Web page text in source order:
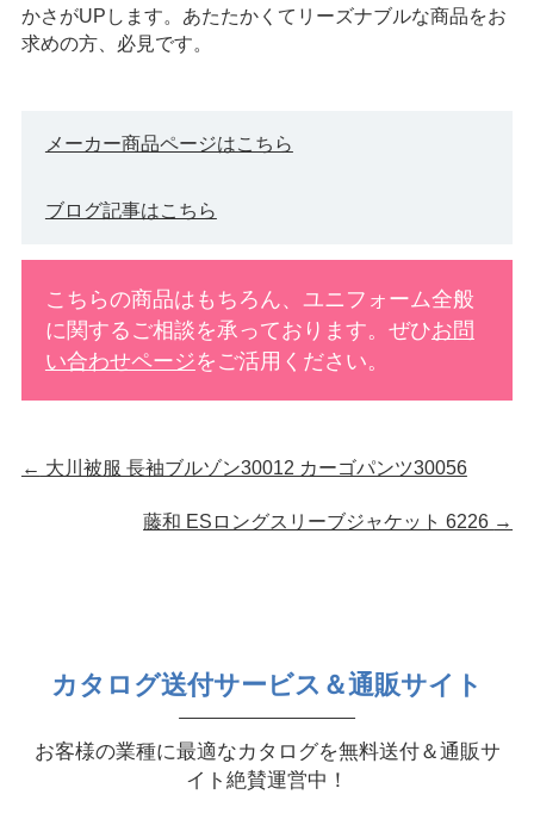
かさがUPします。あたたかくてリーズナブルな商品をお
求めの方、必見です。
メーカー商品ページはこちら
ブログ記事はこちら
こちらの商品はもちろん、ユニフォーム全般
に関するご相談を承っております。ぜひお問
い合わせページをご活用ください。
← 大川被服 長袖ブルゾン30012 カーゴパンツ30056
藤和 ESロングスリーブジャケット 6226 →
カタログ送付サービス＆通販サイト
お客様の業種に最適なカタログを無料送付＆通販サ
イト絶賛運営中！